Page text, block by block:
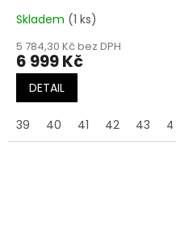
Skladem (1 ks)
5 784,30 Kč bez DPH
6 999 Kč
DETAIL
39 40 41 42 43 44